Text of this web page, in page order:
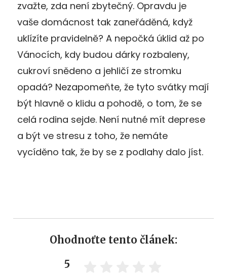
zvažte, zda není zbytečný. Opravdu je
vaše domácnost tak zaneřáděná, když
uklízíte pravidelně? A nepočká úklid až po
Vánocích, kdy budou dárky rozbaleny,
cukroví snědeno a jehličí ze stromku
opadá? Nezapomeňte, že tyto svátky mají
být hlavně o klidu a pohodě, o tom, že se
celá rodina sejde. Není nutné mít deprese
a být ve stresu z toho, že nemáte
vycíděno tak, že by se z podlahy dalo jíst.
Ohodnoťte tento článek:
5